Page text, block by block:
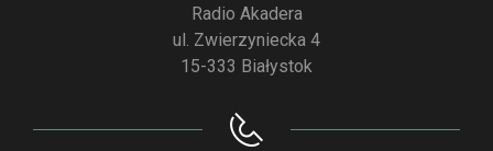
Radio Akadera
ul. Zwierzyniecka 4
15-333 Białystok